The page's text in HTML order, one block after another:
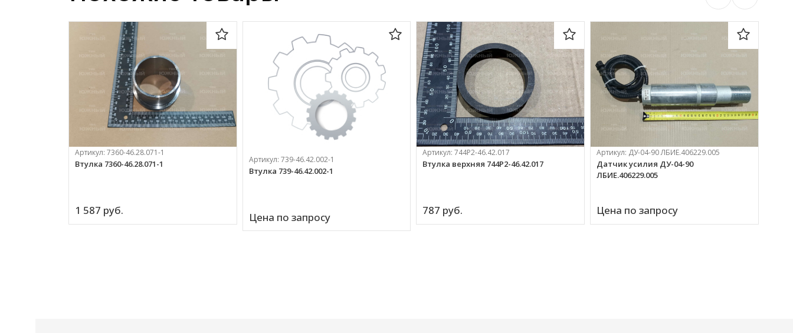
Артикул: 7360-46.28.071-1
Втулка 7360-46.28.071-1
1 587 руб.
Артикул: 739-46.42.002-1
Втулка 739-46.42.002-1
Цена по запросу
Артикул:744Р2-46.42.017
Втулка верхняя 744Р2-46.42.017
787 руб.
Артикул: ДУ-04-90 ЛБИЕ.406229.005
Датчик усилия ДУ-04-90
ЛБИЕ.406229.005
Цена по запросу